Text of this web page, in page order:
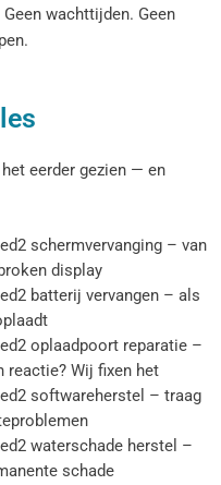
wachttijden. Geen
eerder gezien — en
schermvervanging – van
display
batterij vervangen – als
oplaadpoort reparatie –
reactie? Wij fixen het
softwareherstel – traag
waterschade herstel –
schade